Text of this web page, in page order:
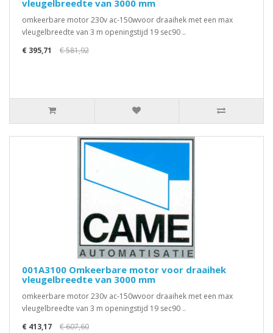
vleugelbreedte van 3000 mm
omkeerbare motor 230v ac-150wvoor draaihek met een max
vleugelbreedte van 3 m openingstijd 19 sec90 ..
€ 395,71
€ 581,92
001A3100 Omkeerbare motor voor draaihek
vleugelbreedte van 3000 mm
omkeerbare motor 230v ac-150wvoor draaihek met een max
vleugelbreedte van 3 m openingstijd 19 sec90 ..
€ 413,17
€ 607,60